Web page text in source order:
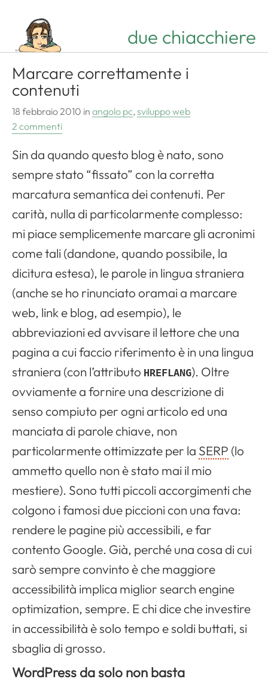
due chiacchiere
Marcare correttamente i
contenuti
18 febbraio 2010 in angolo pc, sviluppo web
2 commenti
Sin da quando questo blog è nato, sono
sempre stato “fissato” con la corretta
marcatura semantica dei contenuti. Per
carità, nulla di particolarmente complesso:
mi piace semplicemente marcare gli acronimi
come tali (dandone, quando possibile, la
dicitura estesa), le parole in lingua straniera
(anche se ho rinunciato oramai a marcare
web, link e blog, ad esempio), le
abbreviazioni ed avvisare il lettore che una
pagina a cui faccio riferimento è in una lingua
straniera (con l’attributo HREFLANG). Oltre
ovviamente a fornire una descrizione di
senso compiuto per ogni articolo ed una
manciata di parole chiave, non
particolarmente ottimizzate per la SERP (lo
ammetto quello non è stato mai il mio
mestiere). Sono tutti piccoli accorgimenti che
colgono i famosi due piccioni con una fava:
rendere le pagine più accessibili, e far
contento Google. Già, perché una cosa di cui
sarò sempre convinto è che maggiore
accessibilità implica migliorsearch engine
optimization, sempre. E chi dice che investire
in accessibilità è solo tempo e soldi buttati, si
sbaglia di grosso.
WordPress da solo non basta